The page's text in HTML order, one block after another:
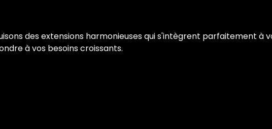
des extensions harmonieuses qui s'intègrent parfaitement
à vos besoins croissants.